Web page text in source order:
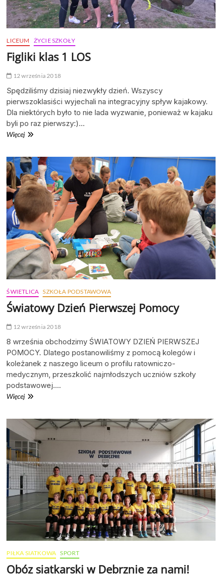
LICEUM ŻYCIE SZKOŁY
Figliki klas 1 LOS
12 września 2018
Spędziliśmy dzisiaj niezwykły dzień. Wszyscy
pierwszoklasiści wyjechali na integracyjny spływ kajakowy.
Dla niektórych było to nie lada wyzwanie, ponieważ w kajaku
byli po raz pierwszy:)…
WięcejFigliki
1
LOS
ŚWIETLICA SZKOŁA PODSTAWOWA
Światowy Dzień Pierwszej Pomocy
12 września 2018
8 września obchodzimy ŚWIATOWY DZIEŃ PIERWSZEJ
POMOCY. Dlatego postanowiliśmy z pomocą kolegów i
koleżanek z naszego liceum o profilu ratowniczo-
medycznym, przeszkolić najmłodszych uczniów szkoły
podstawowej.…
WięcejŚwiatowy
Pomocy
PIŁKA SIATKOWA SPORT
Obóz siatkarski w Debrznie za nami!